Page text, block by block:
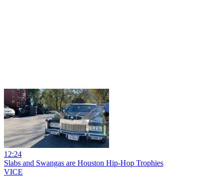
12:24
Slabs and Swangas are Houston Hip-Hop Trophies
VICE